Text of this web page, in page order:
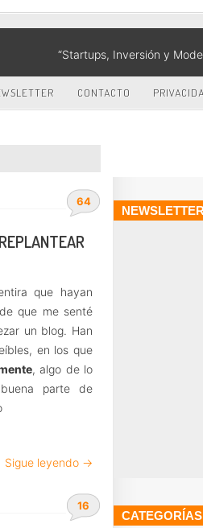
“Startups, Inversión y
CONTACTO
64
que hayan
que me senté
un blog. Han
en los que
, algo de lo
parte de
Sigue leyendo →
16
NEWSLETTER
CATEGORÍAS